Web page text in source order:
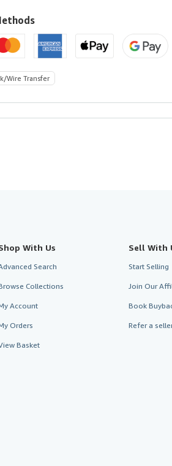
Wire Transfer
With Us
Search
Collections
Account
Orders
Basket
Sell With
Start Selling
Join Our
Book
Refer a